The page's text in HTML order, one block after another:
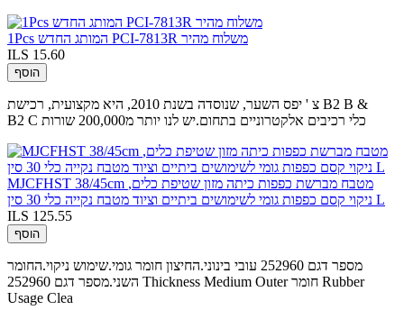
1Pcs המותג החדש PCI-7813R משלוח מהיר
ILS 15.60
הוסף
צ ' יפס השער, שנוסדה בשנת 2010, היא מקצועית, רכישת B2 B &
B2 C כלי רכיבים אלקטרוניים בתחום.יש לנו יותר מ200,000 שורות
MJCFHST 38/45cm מטבח מברשת כפפות כיתה מזון שטיפת כלים,
ניקוי קסם כפפות גומי לשימושים ביתיים וציוד מטבח נקייה כלי 30 סין L
ILS 125.55
הוסף
מספר דגם 252960 עובי בינוני.החיצון חומר גומי.שימוש ניקוי.החומר
השני.מספר דגם 252960 Thickness Medium Outer חומר Rubber
Usage Clea